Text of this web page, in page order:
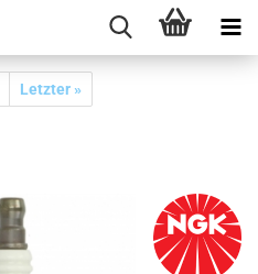
Letzter »